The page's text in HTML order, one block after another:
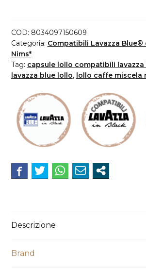
cialde
compatibili
Lavazza*
BLUE*
PassioneOltremare
Black*
Nims*
miscela
quantità
COD: 8034097150609
Categoria: Compatibili Lavazza Blue®
Nims*
Tag: capsule lollo compatibili lavazza
lavazza blue lollo, lollo caffe miscela
Descrizione
Brand